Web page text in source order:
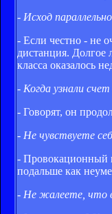
- Исход
- Если честно - не
дистанция. Долгое
класса оказалось
- Когда узнали
- Говорят, он
- Не чувствуете
- Провокационный
подальше как
- Не жалеете, что